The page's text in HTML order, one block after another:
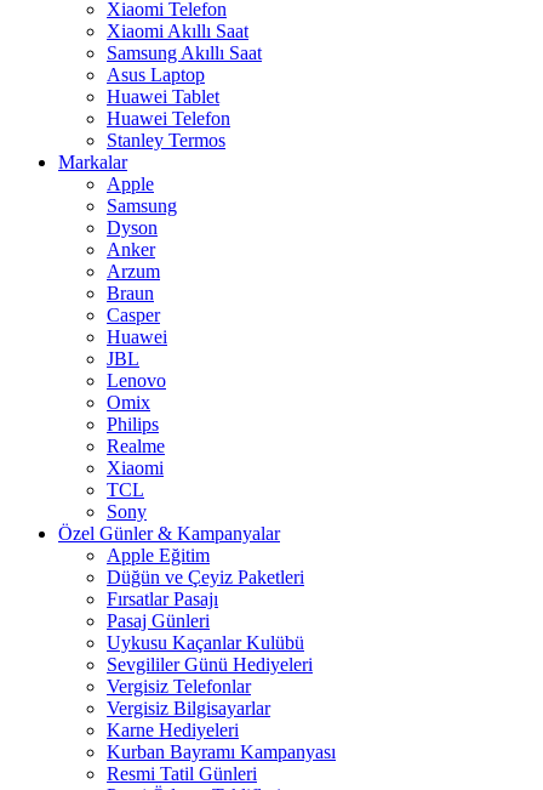
Xiaomi Telefon
Xiaomi Akıllı Saat
Samsung Akıllı Saat
Asus Laptop
Huawei Tablet
Huawei Telefon
Stanley Termos
Markalar
Apple
Samsung
Dyson
Anker
Arzum
Braun
Casper
Huawei
JBL
Lenovo
Omix
Philips
Realme
Xiaomi
TCL
Sony
Özel Günler & Kampanyalar
Apple Eğitim
Düğün ve Çeyiz Paketleri
Fırsatlar Pasajı
Pasaj Günleri
Uykusu Kaçanlar Kulübü
Sevgililer Günü Hediyeleri
Vergisiz Telefonlar
Vergisiz Bilgisayarlar
Karne Hediyeleri
Kurban Bayramı Kampanyası
Resmi Tatil Günleri